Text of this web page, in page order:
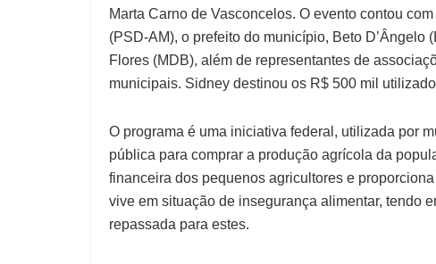
Marta Carno de Vasconcelos. O evento contou
(PSD-AM), o prefeito do município, Beto
Flores (MDB), além de representantes de
municipais. Sidney destinou os R$ 500 mil
O programa é uma iniciativa federal, utilizada por
pública para comprar a produção agrícola da
financeira dos pequenos agricultores e
vive em situação de insegurança alimentar, tendo
repassada para estes.